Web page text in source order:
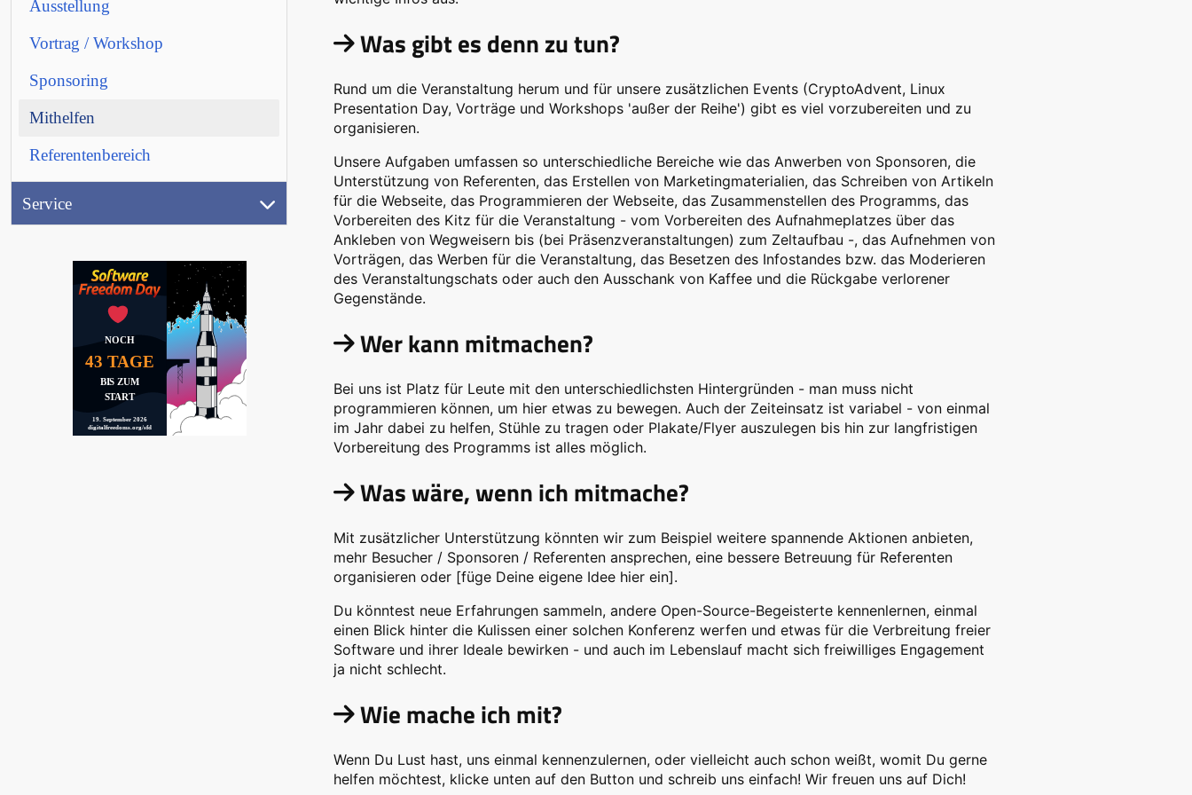
(17.9.2026)
Ausstellung
Aktionen
Jobwand
Videos
(
Peertube)
Ausstellung
Vortrag / Workshop
Sponsoring
Mithelfen
Referentenbereich
Service
NOCH
43 TAGE
BIS ZUM
START
19. September 2026
digitalfreedoms.org/sfd
Was gibt es denn zu tun?
Rund um die Veranstaltung herum und für unsere zusätzlichen Events (CryptoAdvent, Linux
Presentation Day, Vorträge und Workshops 'außer der Reihe') gibt es viel vorzubereiten und zu
organisieren.
Unsere Aufgaben umfassen so unterschiedliche Bereiche wie das Anwerben von Sponsoren, die
Unterstützung von Referenten, das Erstellen von Marketingmaterialien, das Schreiben von Artikeln
für die Webseite, das Programmieren der Webseite, das Zusammenstellen des Programms, das
Vorbereiten des Kitz für die Veranstaltung - vom Vorbereiten des Aufnahmeplatzes über das
Ankleben von Wegweisern bis (bei Präsenzveranstaltungen) zum Zeltaufbau -, das Aufnehmen von
Vorträgen, das Werben für die Veranstaltung, das Besetzen des Infostandes bzw. das Moderieren
des Veranstaltungschats oder auch den Ausschank von Kaffee und die Rückgabe verlorener
Gegenstände.
Wer kann mitmachen?
Bei uns ist Platz für Leute mit den unterschiedlichsten Hintergründen - man muss nicht
programmieren können, um hier etwas zu bewegen. Auch der Zeiteinsatz ist variabel - von einmal
im Jahr dabei zu helfen, Stühle zu tragen oder Plakate/Flyer auszulegen bis hin zur langfristigen
Vorbereitung des Programms ist alles möglich.
Was wäre, wenn ich mitmache?
Mit zusätzlicher Unterstützung könnten wir zum Beispiel weitere spannende Aktionen anbieten,
mehr Besucher / Sponsoren / Referenten ansprechen, eine bessere Betreuung für Referenten
organisieren oder [füge Deine eigene Idee hier ein].
Du könntest neue Erfahrungen sammeln, andere Open-Source-Begeisterte kennenlernen, einmal
einen Blick hinter die Kulissen einer solchen Konferenz werfen und etwas für die Verbreitung freier
Software und ihrer Ideale bewirken - und auch im Lebenslauf macht sich freiwilliges Engagement
ja nicht schlecht.
Wie mache ich mit?
Wenn Du Lust hast, uns einmal kennenzulernen, oder vielleicht auch schon weißt, womit Du gerne
helfen möchtest, klicke unten auf den Button und schreib uns einfach! Wir freuen uns auf Dich!